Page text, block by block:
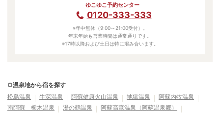
ゆこゆこ予約センター
0120-333-333
※年中無休（9:00～21:00受付）。
年末年始も営業時間は通常通りです。
※17時以降および土日は特に混み合います。
○温泉地から宿を探す
松島温泉
牛深温泉 阿蘇健康火山温泉 地獄温泉
阿蘇内牧温泉
南阿蘇 栃木温泉
湯の鶴温泉 阿蘇高森温泉（阿蘇温泉郷）